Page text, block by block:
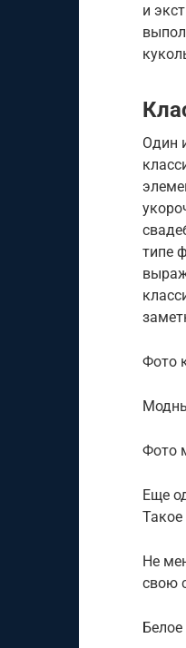
и
Один
типе
Фото
Фото
Еще
Такое
Не
свою